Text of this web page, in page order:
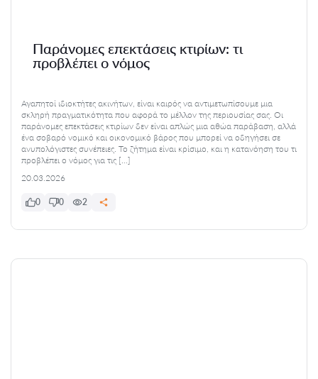
Παράνομες επεκτάσεις κτιρίων: τι
προβλέπει ο νόμος
Αγαπητοί ιδιοκτήτες ακινήτων, είναι καιρός να αντιμετωπίσουμε μια
σκληρή πραγματικότητα που αφορά το μέλλον της περιουσίας σας. Οι
παράνομες επεκτάσεις κτιρίων δεν είναι απλώς μια αθώα παράβαση, αλλά
ένα σοβαρό νομικό και οικονομικό βάρος που μπορεί να οδηγήσει σε
ανυπολόγιστες συνέπειες. Το ζήτημα είναι κρίσιμο, και η κατανόηση του τι
προβλέπει ο νόμος για τις […]
20.03.2026
0 0 2